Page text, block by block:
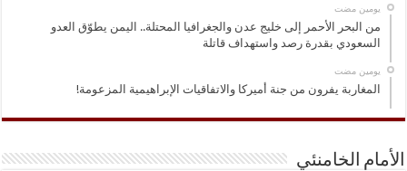
‏يومين مضت
من البحر الأحمر إلى خليج عدن والجغرافيا المحتلة.. اليمن يطوّق العدو
السعودي بقدرة رصد واستهداف قاتلة
‏يومين مضت
المغاربة يفرون من جنة أميركا والاتفاقيات الإبراهيمية المزعومة!
الأمام الخامنئي